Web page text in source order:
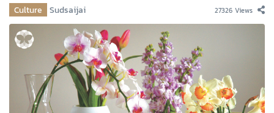
Culture Sudsaijai 27326 Views